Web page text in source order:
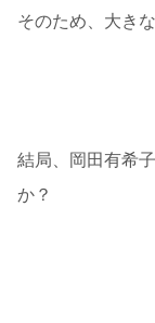
そのため、大き
結局、岡田有希
か？